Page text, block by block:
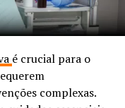
é crucial para o
complexas.